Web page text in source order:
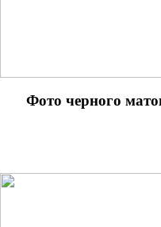
Фото черного